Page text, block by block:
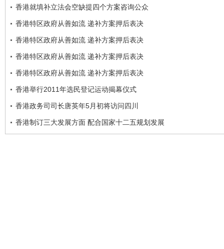
香港就填补立法会空缺提四个方案咨询公众
香港特区政府从善如流 递补方案押后表决
香港特区政府从善如流 递补方案押后表决
香港特区政府从善如流 递补方案押后表决
香港特区政府从善如流 递补方案押后表决
香港举行2011年选民登记运动揭幕仪式
香港政务司司长唐英年5月初将访问四川
香港制订三大发展方面 配合国家十二五规划发展